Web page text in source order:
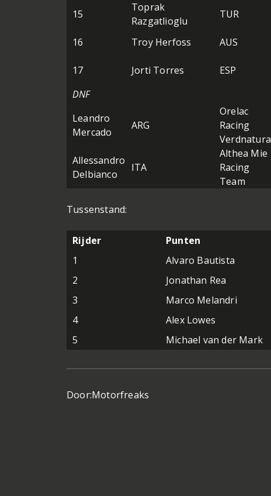
15
Toprak
Razgatlioglu
TUR
16 Troy Herfoss AUS
17 Jorti Torres ESP
DNF
Leandro
Mercado
ARG
Orelac
Racing
Verdnatura
Allessandro
Delbianco
ITA
Althea Mie
Racing
Team
Tussenstand:
Rijder
Punten
1
Alvaro Bautista
2
Jonathan Rea
3
Marco Melandri
4
Alex Lowes
5
Michael van der Mark
Door:Motorfreaks